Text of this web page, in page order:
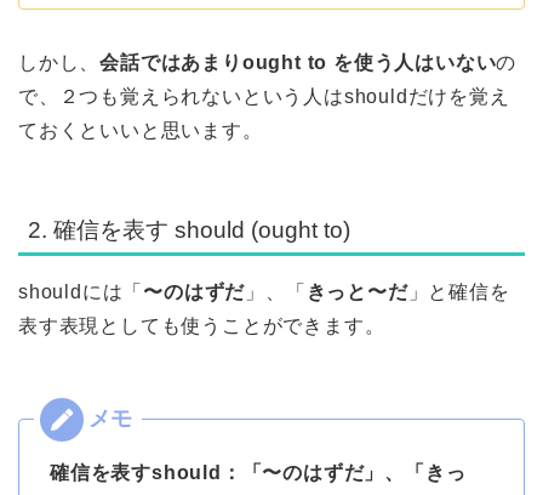
しかし、会話ではあまりought to を使う人はいないの
で、２つも覚えられないという人はshouldだけを覚え
ておくといいと思います。
2. 確信を表す should (ought to)
shouldには「 〜のはずだ 」、「 きっと〜だ」と確信を
表す表現としても使うことができます。
確信を表すshould：「〜のはずだ」、「きっ